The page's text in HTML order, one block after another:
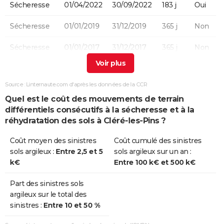
Sécheresse 01/04/2022 30/09/2022 183 j Oui
Sécheresse 01/01/2019 31/12/2019 365 j Non
Sécheresse 01/01/2017 31/12/2017 365 j Non
01/07/2003
Sécheresse 01/01/1996 31/08/1996 244 j
Source : Linternaute.com d'après les données de la CCR
Quel est le coût des mouvements de terrain
différentiels consécutifs à la sécheresse et à la
réhydratation des sols à Cléré-les-Pins ?
Coût moyen des sinistres
sols argileux : Entre 2,5 et 5
k€
Coût cumulé des sinistres
sols argileux sur un an :
Entre 100 k€ et 500 k€
Part des sinistres sols
argileux sur le total des
sinistres : Entre 10 et 50 %